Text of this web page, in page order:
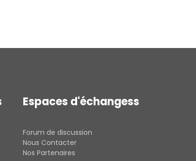
Espaces d'échangess
Forum de discussion
Nous Contacter
Nos Partenaires